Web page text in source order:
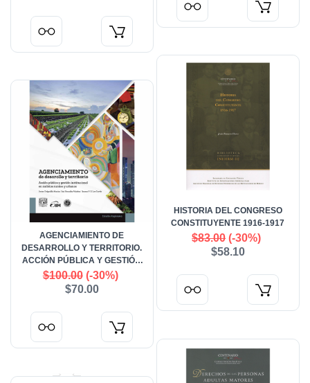
HISTORIA DEL CONGRESO
CONSTITUYENTE 1916-1917
$83.00(-30%)
$58.10
AGENCIAMIENTO DE
DESARROLLO Y TERRITORIO.
ACCIÓN PÚBLICA Y GESTIÓN
INSTITUCIONAL EN ÁMBITOS
RURALES Y URBANOS
$100.00(-30%)
$70.00